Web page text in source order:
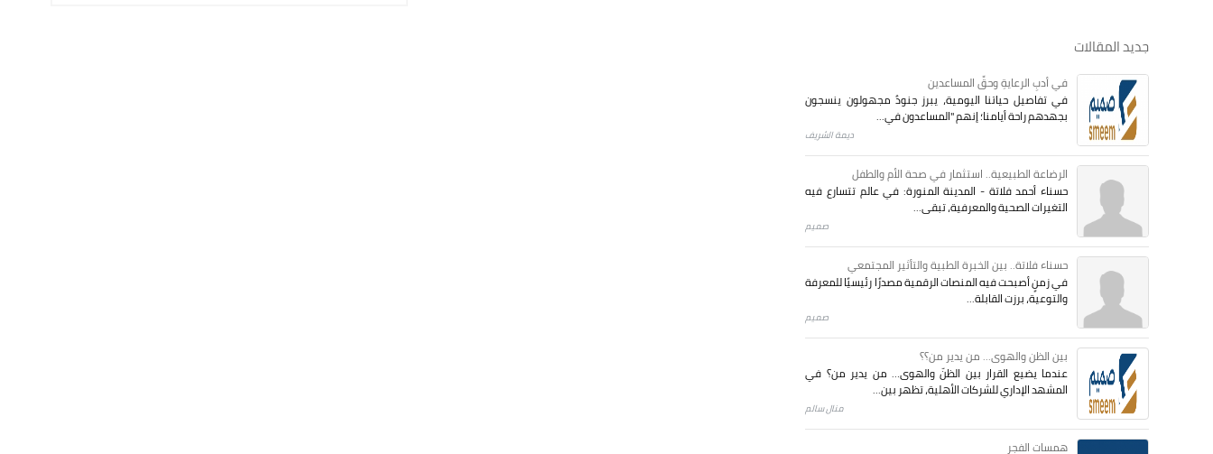
جديد المقالات
في أدبِ الرعايةِ وحقِّ المساعدين
في تفاصيل حياتنا اليومية، يبرز جنودٌ مجهولون ينسجون
بجهدهم راحة أيامنا؛ إنهم "المساعدون في...
ديمة الشريف
الرضاعة الطبيعية.. استثمار في صحة الأم والطفل
حسناء أحمد فلاتة - المدينة المنورة: في عالم تتسارع فيه
التغيرات الصحية والمعرفية، تبقى...
صميم
حسناء فلاتة.. بين الخبرة الطبية والتأثير المجتمعي
في زمنٍ أصبحت فيه المنصات الرقمية مصدرًا رئيسيًا للمعرفة
والتوعية، برزت القابلة...
صميم
بين الظن والهوى... من يدير من؟؟
عندما يضيع القرار بين الظنّ والهوى… من يدير من؟ في
المشهد الإداري للشركات الأهلية، تظهر بين...
منال سالم
همسات الفجر